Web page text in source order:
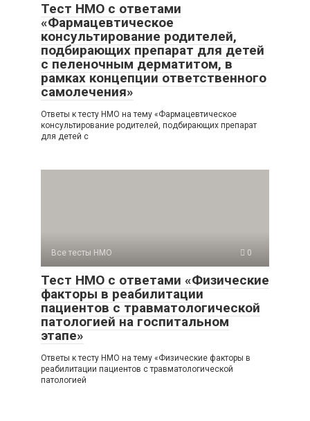
Тест НМО с ответами
«Фармацевтическое
консультирование родителей,
подбирающих препарат для детей
с пеленочным дерматитом, в
рамках концепции ответственного
самолечения»
Ответы к тесту НМО на тему «Фармацевтическое
консультирование родителей, подбирающих препарат
для детей с
Все тесты НМО 0
Тест НМО с ответами «Физические
факторы в реабилитации
пациентов с травматологической
патологией на госпитальном
этапе»
Ответы к тесту НМО на тему «Физические факторы в
реабилитации пациентов с травматологической
патологией